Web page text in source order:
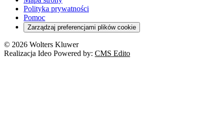
Polityka prywatności
Pomoc
Zarządzaj preferencjami plików cookie
© 2026 Wolters Kluwer
Realizacja Ideo Powered by: CMS Edito